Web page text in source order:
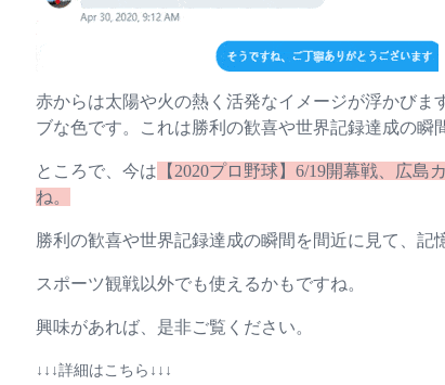
赤からは太陽や火の熱く活発なイメージが浮かびま
ブな色です。これは勝利の歓喜や世界記録達成の瞬
ところで、今は 【2020プロ野球】6/19開幕戦、広
ね。
勝利の歓喜や世界記録達成の瞬間を間近に見て、記
スポーツ観戦以外でも使えるかもですね。
興味があれば、是非ご覧ください。
↓↓↓詳細はこちら↓↓↓